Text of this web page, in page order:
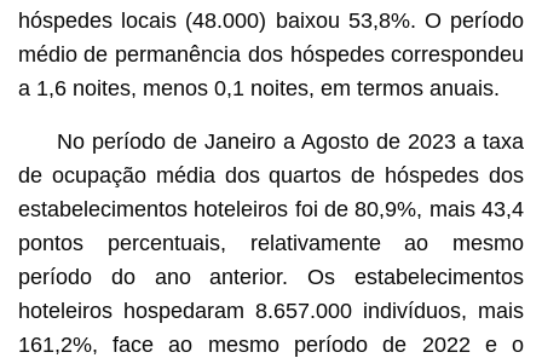
hóspedes locais (48.000) baixou 53,8%. O período
médio de permanência dos hóspedes correspondeu
a 1,6 noites, menos 0,1 noites, em termos anuais.
No período de Janeiro a Agosto de 2023 a taxa
de ocupação média dos quartos de hóspedes dos
estabelecimentos hoteleiros foi de 80,9%, mais 43,4
pontos percentuais, relativamente ao mesmo
período do ano anterior. Os estabelecimentos
hoteleiros hospedaram 8.657.000 indivíduos, mais
161,2%, face ao mesmo período de 2022 e o